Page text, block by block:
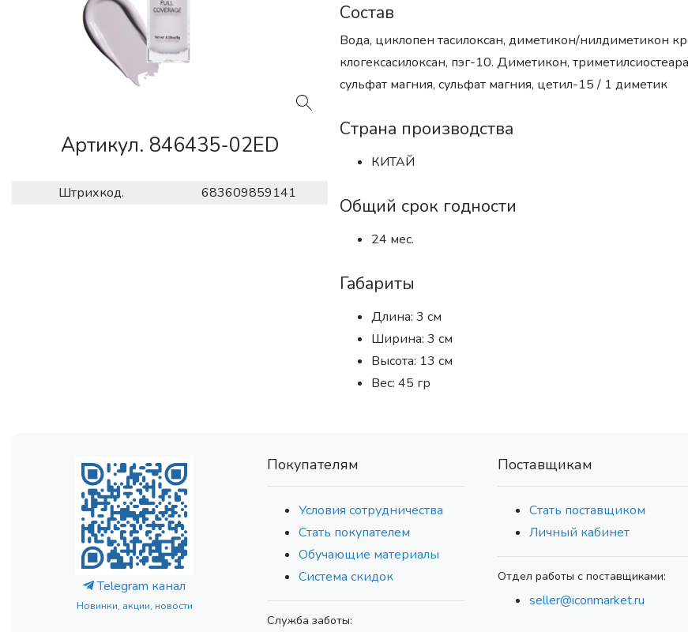
Артикул. 846435-02ED
Штрихкод. 683609859141
Состав
Вода, циклопен тасилоксан, диметикон/нилдиметикон
клогексасилоксан, пэг-10. Диметикон,
сульфат магния, сульфат магния, цетил-15 / 1 диметик
Страна производства
КИТАЙ
Общий срок годности
24 мес.
Габариты
Длина: 3 см
Ширина: 3 см
Высота: 13 см
Вес: 45 гр
Telegram канал
Новинки, акции, новости
Покупателям
Условия сотрудничества
Стать покупателем
Обучающие материалы
Система скидок
Служба заботы:
Поставщикам
Стать поставщиком
Личный кабинет
Отдел работы с поставщиками:
seller@iconmarket.ru